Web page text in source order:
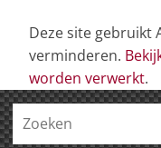
Deze site gebruikt
verminderen.
worden verwerkt.